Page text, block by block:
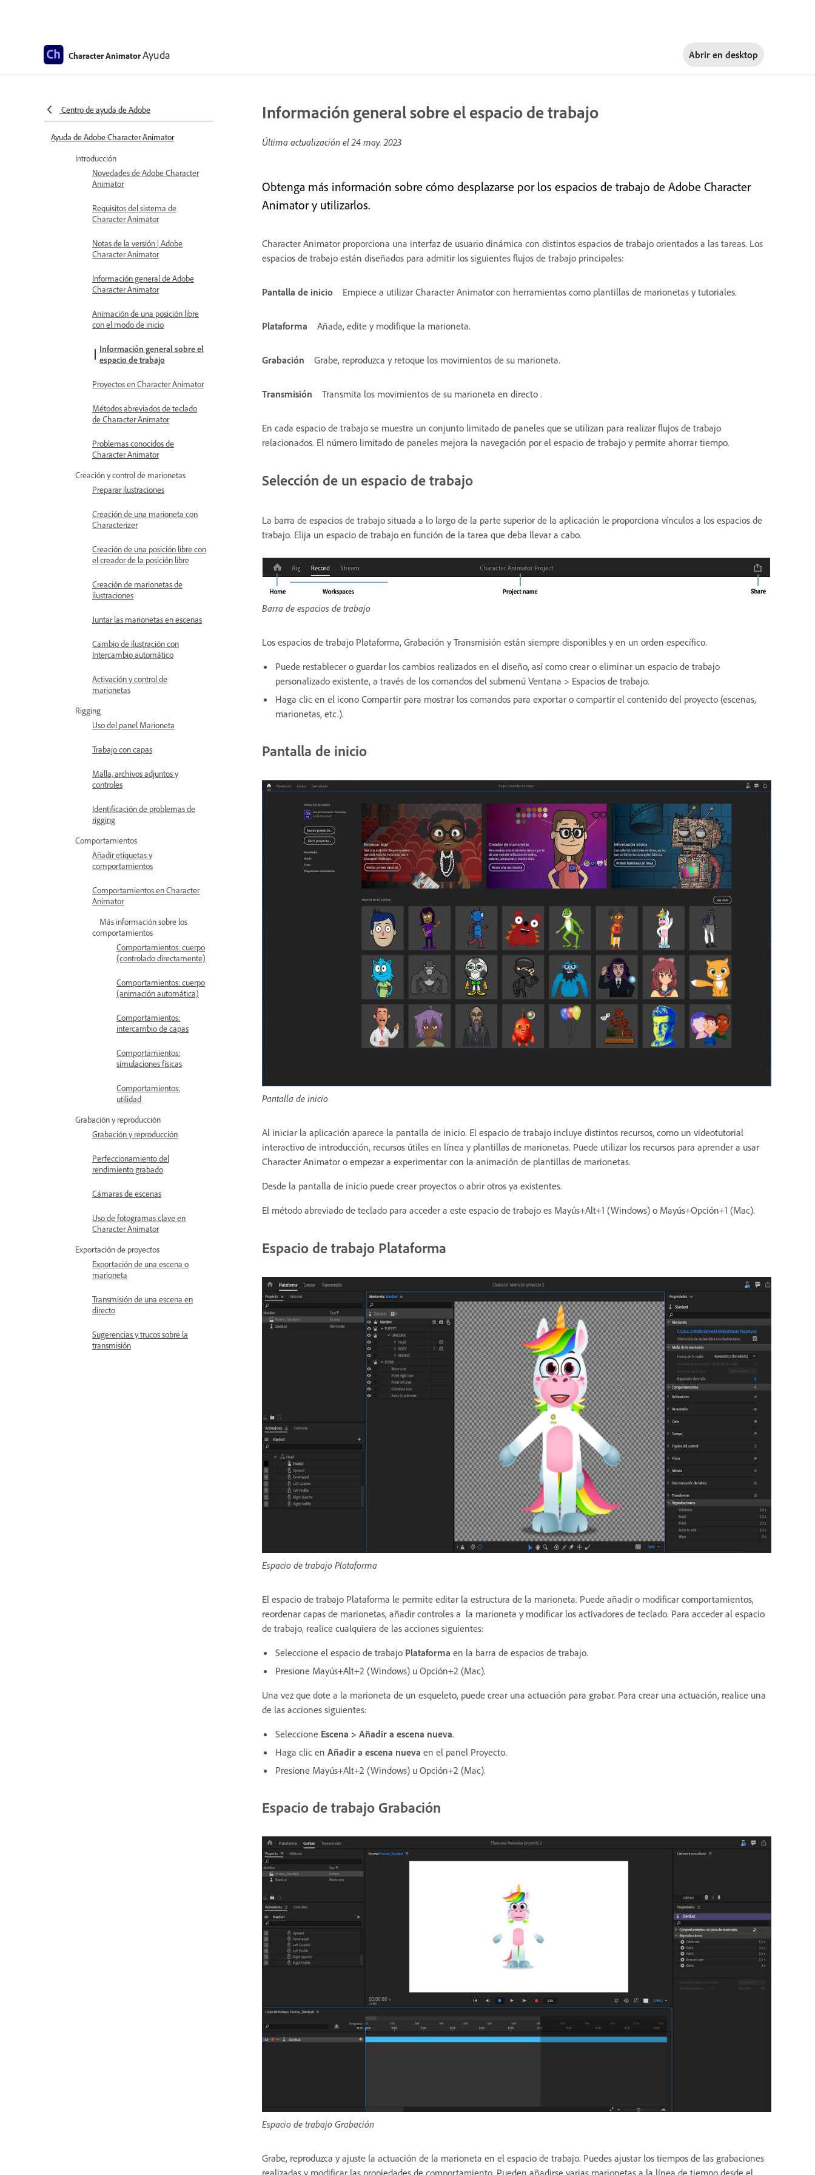
Character AnimatorAyuda Abrir en desktop
Centro de ayuda de Adobe
Ayuda de Adobe Character Animator
Introducción
Novedades de Adobe Character
Animator
Requisitos del sistema de
Character Animator
Notas de la versión | Adobe
Character Animator
Información general de Adobe
Character Animator
Animación de una posición libre
con el modo de inicio
Información general sobre el
espacio de trabajo
Proyectos en Character Animator
Métodos abreviados de teclado
de Character Animator
Problemas conocidos de
Character Animator
Creación y control de marionetas
Preparar ilustraciones
Creación de una marioneta con
Characterizer
Creación de una posición libre con
el creador de la posición libre
Creación de marionetas de
ilustraciones
Juntar las marionetas en escenas
Cambio de ilustración con
Intercambio automático
Activación y control de
marionetas
Rigging
Uso del panel Marioneta
Trabajo con capas
Malla, archivos adjuntos y
controles
Identificación de problemas de
rigging
Comportamientos
Añadir etiquetas y
comportamientos
Comportamientos en Character
Animator
Más información sobre los
comportamientos
Comportamientos: cuerpo
(controlado directamente)
Comportamientos: cuerpo
(animación automática)
Comportamientos:
intercambio de capas
Comportamientos:
simulaciones físicas
Comportamientos:
utilidad
Grabación y reproducción
Grabación y reproducción
Perfeccionamiento del
rendimiento grabado
Cámaras de escenas
Uso de fotogramas clave en
Character Animator
Exportación de proyectos
Exportación de una escena o
marioneta
Transmisión de una escena en
directo
Sugerencias y trucos sobre la
transmisión
Información general sobre el espacio de trabajo
Última actualización el24 may. 2023
Obtenga más información sobre cómo desplazarse por los espacios de trabajo de Adobe Character
Animator y utilizarlos.
Character Animator proporciona una interfaz de usuario dinámica con distintos espacios de trabajo orientados a las tareas. Los
espacios de trabajo están diseñados para admitir los siguientes flujos de trabajo principales:
Pantalla de inicio Empiece a utilizar Character Animator con herramientas como plantillas de marionetas y tutoriales.
Plataforma Añada, edite y modifique la marioneta.
Grabación Grabe, reproduzca y retoque los movimientos de su marioneta.
Transmisión Transmita los movimientos de su marioneta en directo .
En cada espacio de trabajo se muestra un conjunto limitado de paneles que se utilizan para realizar flujos de trabajo
relacionados. El número limitado de paneles mejora la navegación por el espacio de trabajo y permite ahorrar tiempo.
Selección de un espacio de trabajo
La barra de espacios de trabajo situada a lo largo de la parte superior de la aplicación le proporciona vínculos a los espacios de
trabajo. Elija un espacio de trabajo en función de la tarea que deba llevar a cabo.
Barra de espacios de trabajo
Los espacios de trabajo Plataforma, Grabación y Transmisión están siempre disponibles y en un orden específico.
Puede restablecer o guardar los cambios realizados en el diseño, así como crear o eliminar un espacio de trabajo
personalizado existente, a través de los comandos del submenú Ventana > Espacios de trabajo.
Haga clic en el icono Compartir para mostrar los comandos para exportar o compartir el contenido del proyecto (escenas,
marionetas, etc.).
Pantalla de inicio
Pantalla de inicio
Al iniciar la aplicación aparece la pantalla de inicio. El espacio de trabajo incluye distintos recursos, como un videotutorial
interactivo de introducción, recursos útiles en línea y plantillas de marionetas. Puede utilizar los recursos para aprender a usar
Character Animator o empezar a experimentar con la animación de plantillas de marionetas.
Desde la pantalla de inicio puede crear proyectos o abrir otros ya existentes.
El método abreviado de teclado para acceder a este espacio de trabajo es Mayús+Alt+1 (Windows) o Mayús+Opción+1 (Mac).
Espacio de trabajo Plataforma
Espacio de trabajo Plataforma
El espacio de trabajo Plataforma le permite editar la estructura de la marioneta. Puede añadir o modificar comportamientos,
reordenar capas de marionetas, añadir controles a la marioneta y modificar los activadores de teclado. Para acceder al espacio
de trabajo, realice cualquiera de las acciones siguientes:
Seleccione el espacio de trabajo Plataforma en la barra de espacios de trabajo.
Presione Mayús+Alt+2 (Windows) u Opción+2 (Mac).
Una vez que dote a la marioneta de un esqueleto, puede crear una actuación para grabar. Para crear una actuación, realice una
de las acciones siguientes:
Seleccione Escena > Añadir a escena nueva.
Haga clic en Añadir a escena nueva en el panel Proyecto.
Presione Mayús+Alt+2 (Windows) u Opción+2 (Mac).
Espacio de trabajo Grabación
Espacio de trabajo Grabación
Grabe, reproduzca y ajuste la actuación de la marioneta en el espacio de trabajo. Puedes ajustar los tiempos de las grabaciones